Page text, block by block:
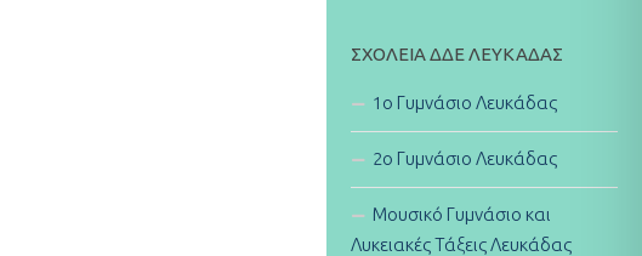
ΣΧΟΛΕΊΑ ΔΔΕ ΛΕΥΚΆΔΑΣ
1ο Γυμνάσιο Λευκάδας
2ο Γυμνάσιο Λευκάδας
Μουσικό Γυμνάσιο και
Λυκειακές Τάξεις Λευκάδας